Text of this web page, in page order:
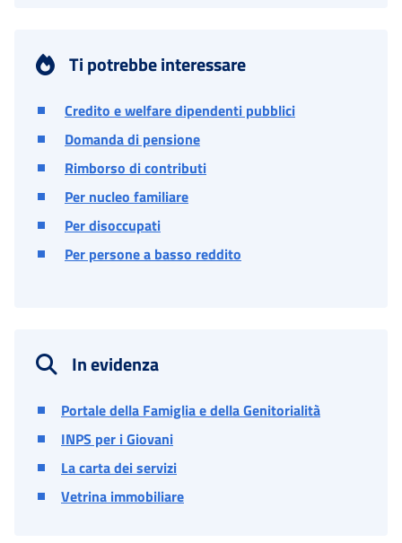
Ti potrebbe interessare
Credito e welfare dipendenti pubblici
Domanda di pensione
Rimborso di contributi
Per nucleo familiare
Per disoccupati
Per persone a basso reddito
In evidenza
Portale della Famiglia e della Genitorialità
INPS per i Giovani
La carta dei servizi
Vetrina immobiliare